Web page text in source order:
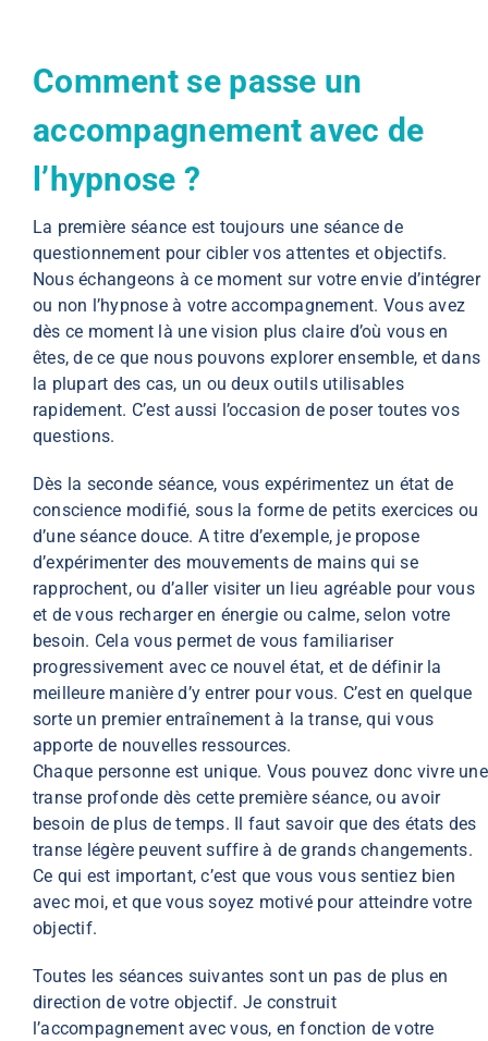
Comment se passe un
accompagnement avec de
l’hypnose ?
La première séance est toujours une séance de
questionnement pour cibler vos attentes et objectifs.
Nous échangeons à ce moment sur votre envie d’intégrer
ou non l’hypnose à votre accompagnement. Vous avez
dès ce moment là une vision plus claire d’où vous en
êtes, de ce que nous pouvons explorer ensemble, et dans
la plupart des cas, un ou deux outils utilisables
rapidement. C’est aussi l’occasion de poser toutes vos
questions.
Dès la seconde séance, vous expérimentez un état de
conscience modifié, sous la forme de petits exercices ou
d’une séance douce. A titre d’exemple, je propose
d’expérimenter des mouvements de mains qui se
rapprochent, ou d’aller visiter un lieu agréable pour vous
et de vous recharger en énergie ou calme, selon votre
besoin. Cela vous permet de vous familiariser
progressivement avec ce nouvel état, et de définir la
meilleure manière d’y entrer pour vous. C’est en quelque
sorte un premier entraînement à la transe, qui vous
apporte de nouvelles ressources.
Chaque personne est unique. Vous pouvez donc vivre une
transe profonde dès cette première séance, ou avoir
besoin de plus de temps. Il faut savoir que des états des
transe légère peuvent suffire à de grands changements.
Ce qui est important, c’est que vous vous sentiez bien
avec moi, et que vous soyez motivé pour atteindre votre
objectif.
Toutes les séances suivantes sont un pas de plus en
direction de votre objectif. Je construit
l’accompagnement avec vous, en fonction de votre